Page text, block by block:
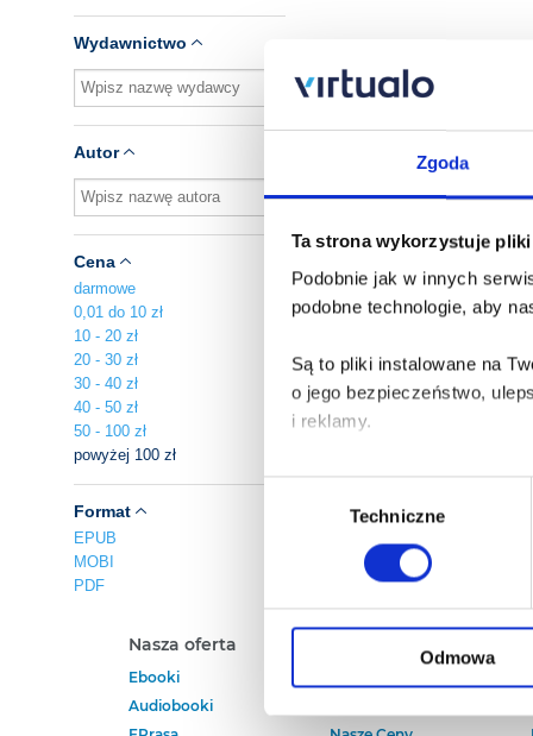
Zgoda
Ta strona wykorzystuje
Podobnie jak w innych
podobne technologie, aby
Są to pliki instalowane na
o jego bezpieczeństwo,
i reklamy.
Poza plikami, które są nam
Twojej zgody.
Każda udzielona zgoda
Wybór
Techniczne
Odmowa
Wydawnictwo
Autor
Cena
darmowe
0,01 do 10 zł
10 - 20 zł
20 - 30 zł
30 - 40 zł
40 - 50 zł
50 - 100 zł
powyżej 100 zł
Format
EPUB
MOBI
PDF
Nasza oferta
Ebooki
Audiobooki